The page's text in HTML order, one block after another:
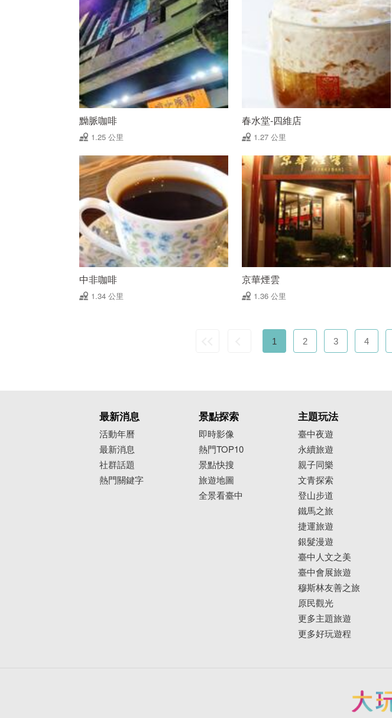
黝脈咖啡
1.25 公里
春水堂-四維店
1.27 公里
中非咖啡
1.34 公里
京華煙雲
1.36 公里
1 2 3 4
最新消息
活動年曆
最新消息
社群話題
熱門關鍵字
景點探索
即時影像
熱門TOP10
景點快搜
旅遊地圖
全景看臺中
主題玩法
臺中夜遊
永續旅遊
親子同樂
文青探索
登山步道
鐵馬之旅
捷運旅遊
銀髮漫遊
臺中人文之美
臺中會展旅遊
穆斯林友善之旅
原民觀光
更多主題旅遊
更多好玩遊程